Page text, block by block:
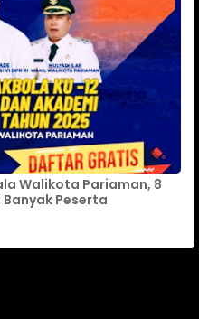
Walikota Pariaman, 8
Peserta